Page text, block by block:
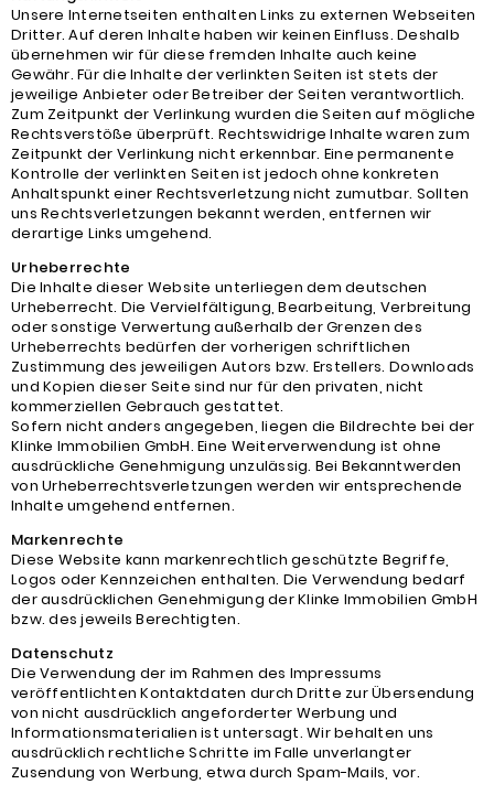
Unsere Internetseiten enthalten Links zu externen Webseiten
Dritter. Auf deren Inhalte haben wir keinen Einfluss. Deshalb
übernehmen wir für diese fremden Inhalte auch keine
Gewähr. Für die Inhalte der verlinkten Seiten ist stets der
jeweilige Anbieter oder Betreiber der Seiten verantwortlich.
Zum Zeitpunkt der Verlinkung wurden die Seiten auf mögliche
Rechtsverstöße überprüft. Rechtswidrige Inhalte waren zum
Zeitpunkt der Verlinkung nicht erkennbar. Eine permanente
Kontrolle der verlinkten Seiten ist jedoch ohne konkreten
Anhaltspunkt einer Rechtsverletzung nicht zumutbar. Sollten
uns Rechtsverletzungen bekannt werden, entfernen wir
derartige Links umgehend.
Urheberrechte
Die Inhalte dieser Website unterliegen dem deutschen
Urheberrecht. Die Vervielfältigung, Bearbeitung, Verbreitung
oder sonstige Verwertung außerhalb der Grenzen des
Urheberrechts bedürfen der vorherigen schriftlichen
Zustimmung des jeweiligen Autors bzw. Erstellers. Downloads
und Kopien dieser Seite sind nur für den privaten, nicht
kommerziellen Gebrauch gestattet.
Sofern nicht anders angegeben, liegen die Bildrechte bei der
Klinke Immobilien GmbH. Eine Weiterverwendung ist ohne
ausdrückliche Genehmigung unzulässig. Bei Bekanntwerden
von Urheberrechtsverletzungen werden wir entsprechende
Inhalte umgehend entfernen.
Markenrechte
Diese Website kann markenrechtlich geschützte Begriffe,
Logos oder Kennzeichen enthalten. Die Verwendung bedarf
der ausdrücklichen Genehmigung der Klinke Immobilien GmbH
bzw. des jeweils Berechtigten.
Datenschutz
Die Verwendung der im Rahmen des Impressums
veröffentlichten Kontaktdaten durch Dritte zur Übersendung
von nicht ausdrücklich angeforderter Werbung und
Informationsmaterialien ist untersagt. Wir behalten uns
ausdrücklich rechtliche Schritte im Falle unverlangter
Zusendung von Werbung, etwa durch Spam-Mails, vor.